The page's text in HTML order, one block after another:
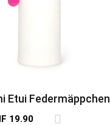
Etui Federmäppchen
Einhorn
19.90